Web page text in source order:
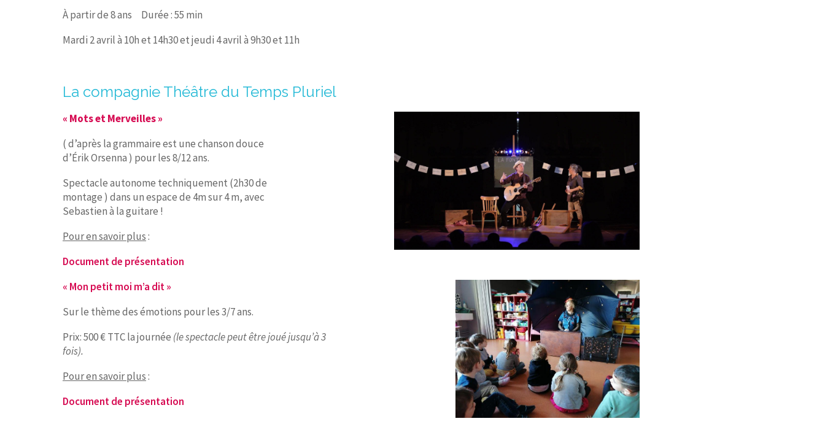
À partir de 8 ans Durée : 55 min
Mardi 2 avril à 10h et 14h30 et jeudi 4 avril à 9h30 et 11h
La compagnie Théâtre du Temps Pluriel
« Mots et Merveilles »
( d’après la grammaire est une chanson douce
d’Érik Orsenna ) pour les 8/12 ans.
Spectacle autonome techniquement (2h30 de
montage ) dans un espace de 4m sur 4 m, avec
Sebastien à la guitare !
Pour en savoir plus:
Document de présentation
« Mon petit moi m’a dit »
Sur le thème des émotions pour les 3/7 ans.
Prix: 500 € TTC la journée (le spectacle peut être joué jusqu’à 3
fois).
Pour en savoir plus:
Document de présentation